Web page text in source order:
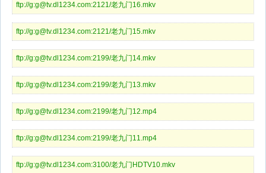
ftp://g:g@tv.dl1234.com:2121/老九门16.mkv
ftp://g:g@tv.dl1234.com:2121/老九门15.mkv
ftp://g:g@tv.dl1234.com:2199/老九门14.mkv
ftp://g:g@tv.dl1234.com:2199/老九门13.mkv
ftp://g:g@tv.dl1234.com:2199/老九门12.mp4
ftp://g:g@tv.dl1234.com:2199/老九门11.mp4
ftp://g:g@tv.dl1234.com:3100/老九门HDTV10.mkv